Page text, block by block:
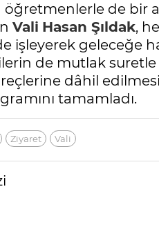
öğretmenlerle de bir
Vali Hasan Şıldak,
işleyerek geleceğe
de mutlak suretle
dâhil
tamamladı.
Ziyaret Vali